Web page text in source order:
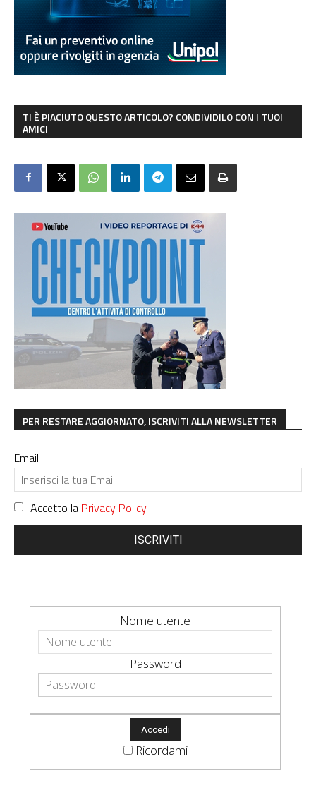
TI È PIACIUTO QUESTO ARTICOLO? CONDIVIDILO CON I TUOI
AMICI
PER RESTARE AGGIORNATO, ISCRIVITI ALLA NEWSLETTER
Email
Accetto la Privacy Policy
ISCRIVITI
Nome utente
Password
Ricordami